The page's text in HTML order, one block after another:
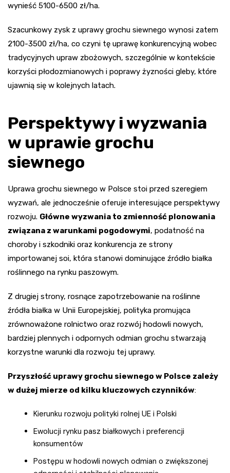
wynieść 5100-6500 zł/ha.
Szacunkowy zysk z uprawy grochu siewnego wynosi zatem
2100-3500 zł/ha, co czyni tę uprawę konkurencyjną wobec
tradycyjnych upraw zbożowych, szczególnie w kontekście
korzyści płodozmianowych i poprawy żyzności gleby, które
ujawnią się w kolejnych latach.
Perspektywy i wyzwania
w uprawie grochu
siewnego
Uprawa grochu siewnego w Polsce stoi przed szeregiem
wyzwań, ale jednocześnie oferuje interesujące perspektywy
rozwoju. Główne wyzwania to zmienność plonowania
związana z warunkami pogodowymi, podatność na
choroby i szkodniki oraz konkurencja ze strony
importowanej soi, która stanowi dominujące źródło białka
roślinnego na rynku paszowym.
Z drugiej strony, rosnące zapotrzebowanie na roślinne
źródła białka w Unii Europejskiej, polityka promująca
zrównoważone rolnictwo oraz rozwój hodowli nowych,
bardziej plennych i odpornych odmian grochu stwarzają
korzystne warunki dla rozwoju tej uprawy.
Przyszłość uprawy grochu siewnego w Polsce zależy
w dużej mierze od kilku kluczowych czynników:
Kierunku rozwoju polityki rolnej UE i Polski
Ewolucji rynku pasz białkowych i preferencji
konsumentów
Postępu w hodowli nowych odmian o zwiększonej